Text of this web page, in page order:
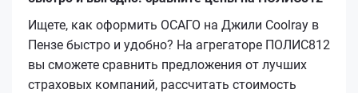
Ищете, как оформить ОСАГО на Джили Coolray в
Пензе быстро и удобно? На агрегаторе ПОЛИС812
вы сможете сравнить предложения от лучших
страховых компаний, рассчитать стоимость